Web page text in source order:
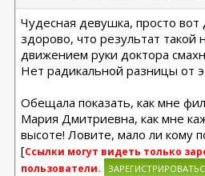
Чудесная девушка, просто
здорово, что результат такой
движением руки доктора
Нет радикальной разницы от
Обещала показать, как мне
Мария Дмитриевна, как мне
высоте! Ловите, мало ли кому
[Ссылки могут видеть только
пользователи.